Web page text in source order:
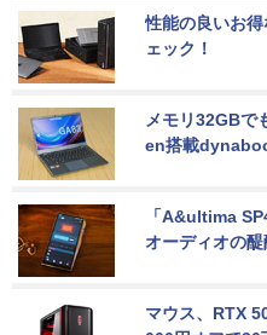
性能の良いお
ェック！
メモリ32GBで
en搭載
「A&ultima
オーディオの醍
マウス、RTX